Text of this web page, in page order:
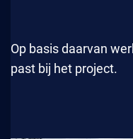
Op basis daarvan
past bij het project.